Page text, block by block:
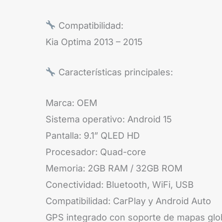
Compatibilidad:
Kia Optima 2013 – 2015
Características principales:
Marca: OEM
Sistema operativo: Android 15
Pantalla: 9.1” QLED HD
Procesador: Quad-core
Memoria: 2GB RAM / 32GB ROM
Conectividad: Bluetooth, WiFi, USB
Compatibilidad: CarPlay y Android Auto
GPS integrado con soporte de mapas